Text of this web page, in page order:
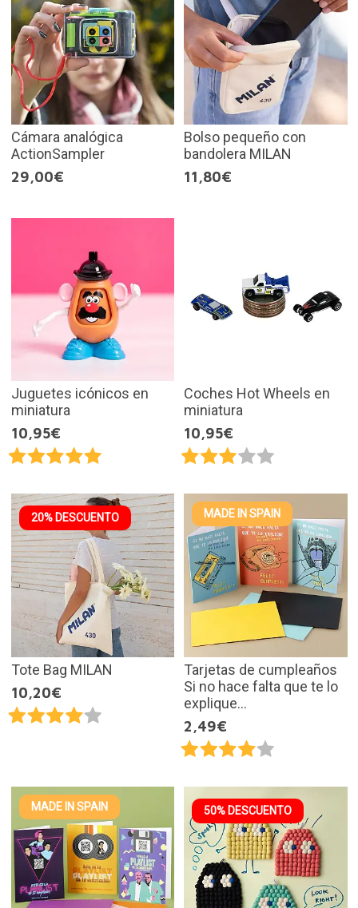
Cámara analógica
ActionSampler
29,00€
Bolso pequeño con
bandolera MILAN
11,80€
Juguetes icónicos en
miniatura
10,95€
Coches Hot Wheels en
miniatura
10,95€
20% DESCUENTO
Tote Bag MILAN
10,20€
MADE IN SPAIN
Tarjetas de cumpleaños
Si no hace falta que te lo
explique...
2,49€
MADE IN SPAIN 50% DESCUENTO